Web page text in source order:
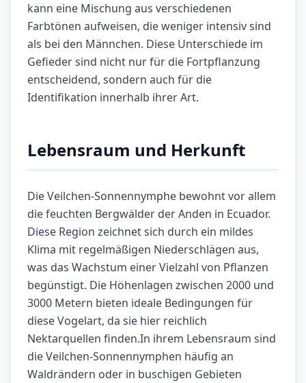
kann eine Mischung aus verschiedenen
Farbtönen aufweisen, die weniger intensiv sind
als bei den Männchen. Diese Unterschiede im
Gefieder sind nicht nur für die Fortpflanzung
entscheidend, sondern auch für die
Identifikation innerhalb ihrer Art.
Lebensraum und Herkunft
Die Veilchen-Sonnennymphe bewohnt vor allem
die feuchten Bergwälder der Anden in Ecuador.
Diese Region zeichnet sich durch ein mildes
Klima mit regelmäßigen Niederschlägen aus,
was das Wachstum einer Vielzahl von Pflanzen
begünstigt. Die Höhenlagen zwischen 2000 und
3000 Metern bieten ideale Bedingungen für
diese Vogelart, da sie hier reichlich
Nektarquellen finden.In ihrem Lebensraum sind
die Veilchen-Sonnennymphen häufig an
Waldrändern oder in buschigen Gebieten